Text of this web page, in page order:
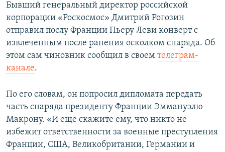
Бывший генеральный директор российской
корпорации «Роскосмос» Дмитрий Рогозин
отправил послу Франции Пьеру Леви конверт с
извлеченным после ранения осколком снаряда. Об
этом сам чиновник сообщил в своем телеграм-
канале.
По его словам, он попросил дипломата передать
часть снаряда президенту Франции Эммануэлю
Макрону. «И еще скажите ему, что никто не
избежит ответственности за военные преступления
Франции, США, Великобритании, Германии и